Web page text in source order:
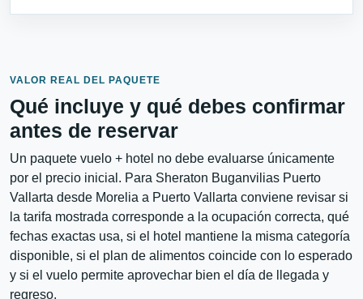
VALOR REAL DEL PAQUETE
Qué incluye y qué debes confirmar
antes de reservar
Un paquete vuelo + hotel no debe evaluarse únicamente
por el precio inicial. Para Sheraton Buganvilias Puerto
Vallarta desde Morelia a Puerto Vallarta conviene revisar si
la tarifa mostrada corresponde a la ocupación correcta, qué
fechas exactas usa, si el hotel mantiene la misma categoría
disponible, si el plan de alimentos coincide con lo esperado
y si el vuelo permite aprovechar bien el día de llegada y
regreso.